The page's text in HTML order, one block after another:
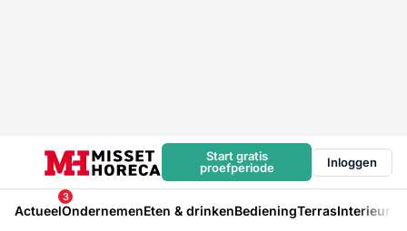
Start gratis
proefperiode
Inloggen
Actueel
3
OndernemenEten & drinkenBedieningTerrasInterieur